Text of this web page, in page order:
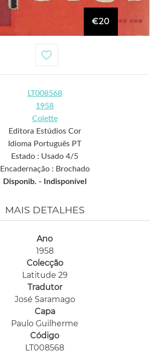
€20
LT008568
1958
Colette
Editora Estúdios Cor
Idioma Português PT
Estado : Usado 4/5
Encadernação : Brochado
Disponib. - Indisponível
MAIS DETALHES
Ano
1958
Colecção
Latitude 29
Tradutor
José Saramago
Capa
Paulo Guilherme
Código
LT008568